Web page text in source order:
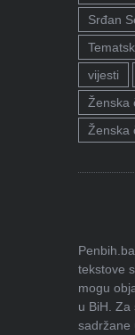
Srđan
vijesti
Ženska
Ženska
tekstove
mogu
u BiH. Za
sadržane